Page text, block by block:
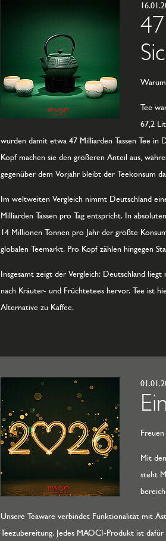
Tee
67,2
wurden damit etwa 47 Milliarden Tassen Tee
Kopf machen sie den größeren Anteil aus,
gegenüber dem Vorjahr bleibt der Teekonsum
Im weltweiten Vergleich nimmt Deutschland
Milliarden Tassen pro Tag entspricht. In
14 Millionen Tonnen pro Jahr der größte
globalen Teemarkt. Pro Kopf zählen hingegen
Insgesamt zeigt der Vergleich: Deutschland
nach Kräuter- und Früchtetees hervor. Tee ist
Alternative zu Kaffee.
Mit
steht
Unsere Teaware verbindet Funktionalität mit
Teezubereitung. Jedes MAOCI-Produkt ist